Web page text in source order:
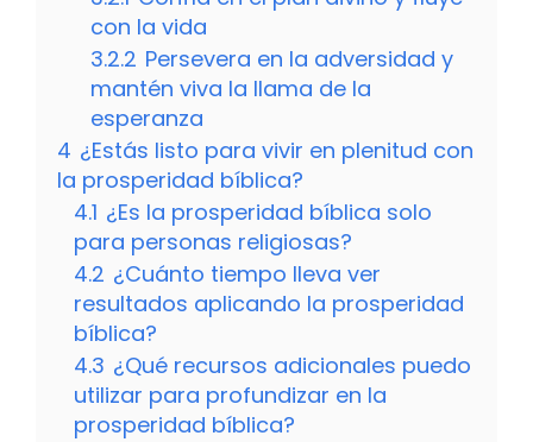
con la vida
3.2.2 Persevera en la adversidad y
mantén viva la llama de la
esperanza
4 ¿Estás listo para vivir en plenitud con
la prosperidad bíblica?
4.1 ¿Es la prosperidad bíblica solo
para personas religiosas?
4.2 ¿Cuánto tiempo lleva ver
resultados aplicando la prosperidad
bíblica?
4.3 ¿Qué recursos adicionales puedo
utilizar para profundizar en la
prosperidad bíblica?